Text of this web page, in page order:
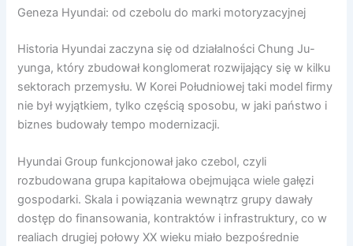
Geneza Hyundai: od czebolu do marki motoryzacyjnej
Historia Hyundai zaczyna się od działalności Chung Ju-
yunga, który zbudował konglomerat rozwijający się w kilku
sektorach przemysłu. W Korei Południowej taki model firmy
nie był wyjątkiem, tylko częścią sposobu, w jaki państwo i
biznes budowały tempo modernizacji.
Hyundai Group funkcjonował jako czebol, czyli
rozbudowana grupa kapitałowa obejmująca wiele gałęzi
gospodarki. Skala i powiązania wewnątrz grupy dawały
dostęp do finansowania, kontraktów i infrastruktury, co w
realiach drugiej połowy XX wieku miało bezpośrednie